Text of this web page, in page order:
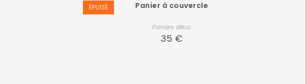
ÉPUISÉ Panier à couvercle
Paniers déco
35 €